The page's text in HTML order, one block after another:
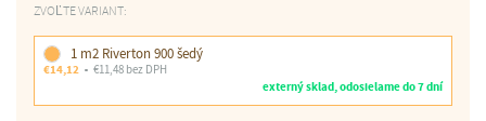
ZVOĽTE VARIANT:
1 m2 Riverton 900 šedý
€14,12
€11,48 bez DPH
externý sklad, odosielame do 7 dní